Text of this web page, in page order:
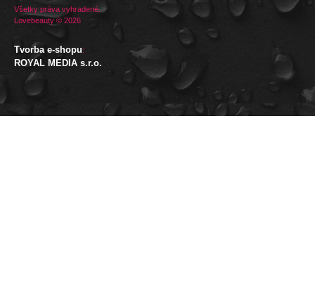
Všetky práva vyhradené.
Lovebeauty © 2026
Tvorba e-shopu:
ROYAL MEDIA s.r.o.